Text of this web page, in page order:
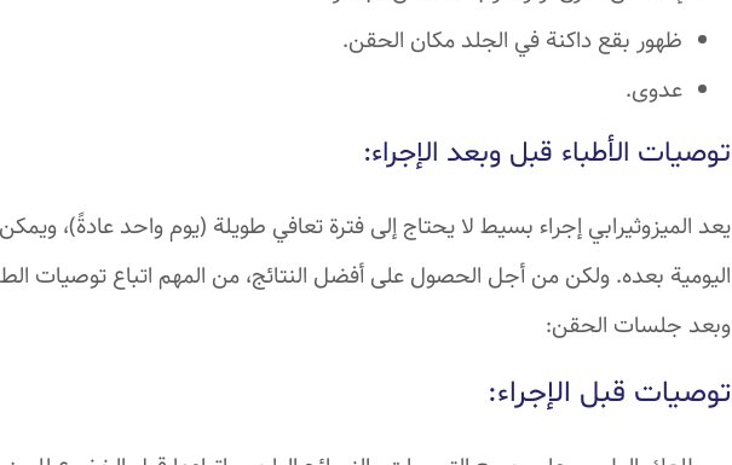
ظهور بقع داكنة في الجلد مكان الحقن.
عدوى.
توصيات الأطباء قبل وبعد الإجراء:
يعد الميزوثيرابي إجراء بسيط لا يحتاج إلى فترة تعافي طويلة (يوم واحد عادةً)،
اليومية بعده. ولكن من أجل الحصول على أفضل النتائج، من المهم اتباع توصيات
وبعد جلسات الحقن:
توصيات قبل الإجراء: